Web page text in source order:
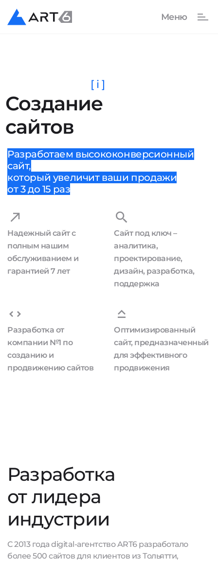
Создание
сайтов
[ i ]
Разработаем высококонверсионный
сайт,
который увеличит ваши продажи
от 3 до 15 раз
Надежный сайт с
полным нашим
обслуживанием и
гарантией 7 лет
Сайт под ключ –
аналитика,
проектирование,
дизайн, разработка,
поддержка
Разработка от
компании №1 по
созданию и
продвижению сайтов
Оптимизированный
сайт, предназначенный
для эффективного
продвижения
Разработка
от лидера
индустрии
С 2013 года digital-агентство ART6 разработало
более 500 сайтов для клиентов из Тольятти,